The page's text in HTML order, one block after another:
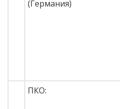
(Германия)
ПКО: